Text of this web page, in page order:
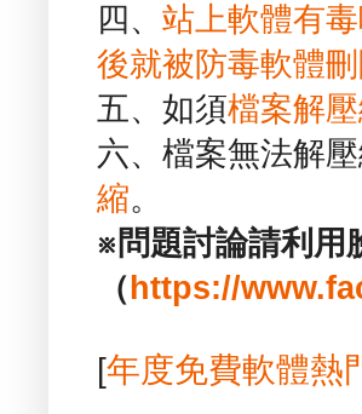
四、 站上軟體有
後就被防毒軟體刪
五、如須檔案解
六、檔案無法解
縮。
※問題討論請利用
（ https://
[年度免費軟體熱